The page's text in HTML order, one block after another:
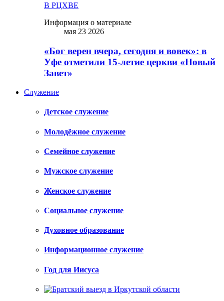
В РЦХВЕ
Информация о материале
мая 23 2026
«Бог верен вчера, сегодня и вовек»: в
Уфе отметили 15-летие церкви «Новый
Завет»
Служение
Детское служение
Молодёжное служение
Семейное служение
Мужское служение
Женское служение
Социальное служение
Духовное образование
Информационное служение
Год для Иисуса